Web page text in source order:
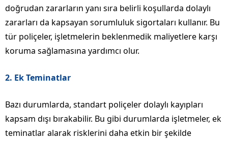
doğrudan zararların yanı sıra belirli koşullarda dolaylı
zararları da kapsayan sorumluluk sigortaları kullanır. Bu
tür poliçeler, işletmelerin beklenmedik maliyetlere karşı
koruma sağlamasına yardımcı olur.
2. Ek Teminatlar
Bazı durumlarda, standart poliçeler dolaylı kayıpları
kapsam dışı bırakabilir. Bu gibi durumlarda işletmeler, ek
teminatlar alarak risklerini daha etkin bir şekilde